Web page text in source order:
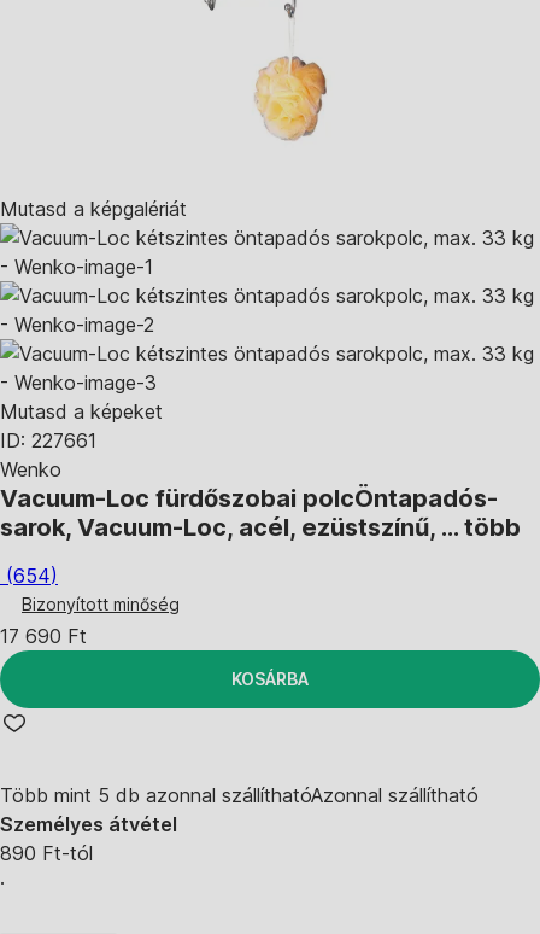
Mutasd a képgalériát
Mutasd a képeket
ID: 227661
Wenko
Vacuum-Loc fürdőszobai polcÖntapadós-
sarok, Vacuum-Loc, acél, ezüstszínű, … több
(654)
Bizonyított minőség
17 690 Ft
KOSÁRBA
Több mint 5 db azonnal szállíthatóAzonnal szállítható
Személyes átvétel
890 Ft-tól
·